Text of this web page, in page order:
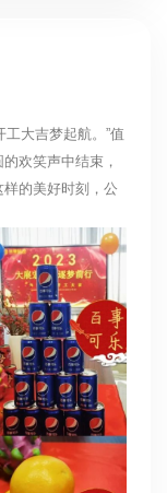
大吉梦起航。”值
欢笑声中结束，
的美好时刻，公
年的各项工作开